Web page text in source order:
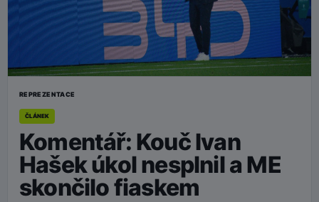
REPREZENTACE
ČLÁNEK
Komentář: Kouč Ivan
Hašek úkol nesplnil a ME
skončilo fiaskem